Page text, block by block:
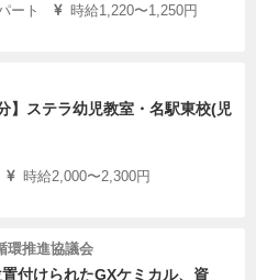
ート
時給1,220〜1,250円
】ステラ幼児教室・名駅東校(児
時給2,000〜2,300円
環推進協議会
付けられたGXケミカル、資